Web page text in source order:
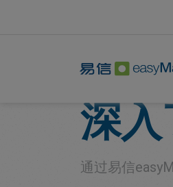
深入
通过易信